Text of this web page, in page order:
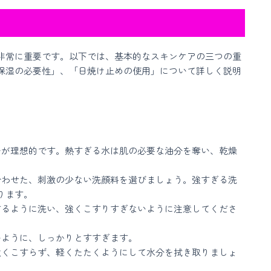
に重要です。以下では、基本的なスキンケアの三つの重
の必要性」、「日焼け止めの使用」について詳しく説明
理想的です。熱すぎる水は肌の必要な油分を奪い、乾燥
せた、刺激の少ない洗顔料を選びましょう。強すぎる洗
す。
ように洗い、強くこすりすぎないように注意してくださ
うに、しっかりとすすぎます。
こすらず、軽くたたくようにして水分を拭き取りましょ